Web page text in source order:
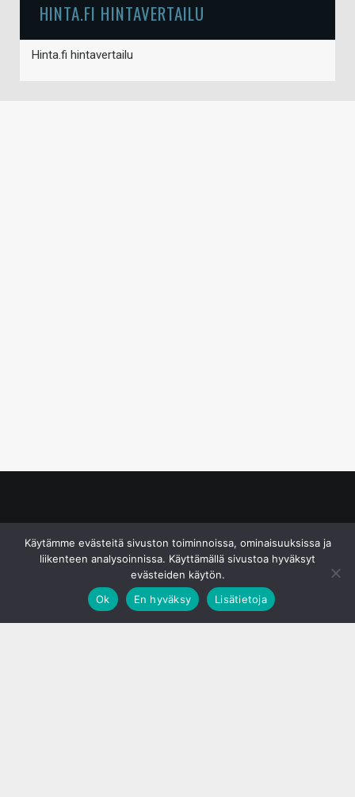
HINTA.FI HINTAVERTAILU
Hinta.fi hintavertailu
Käytämme evästeitä sivuston toiminnoissa, ominaisuuksissa ja
liikenteen analysoinnissa. Käyttämällä sivustoa hyväksyt
evästeiden käytön.
Ok
En hyväksy Lisätietoja